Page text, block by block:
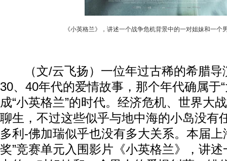
《小英格兰》，讲述一个战争危机背景中的一对姐妹和一个
（文/云飞扬）一位年过古稀的希腊导
30、40年代的爱情故事，那个年代确属于
成“小英格兰”的时代。经济危机、世界大
聊生，不过这些似乎与地中海的小岛没有
多利-佛加瑞似乎也没有多大关系。本届上
奖”竞赛单元入围影片《小英格兰》，讲